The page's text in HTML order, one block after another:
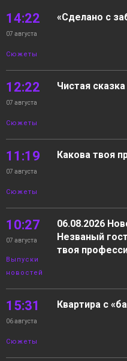
14:22
07 августа
Сюжеты
«Сделано с
12:22
07 августа
Сюжеты
Чистая сказка
11:19
07 августа
Сюжеты
Какова твоя
10:27
07 августа
Выпуски
новостей
06.08.2026
Незваный
твоя
15:31
06 августа
Сюжеты
Квартира с